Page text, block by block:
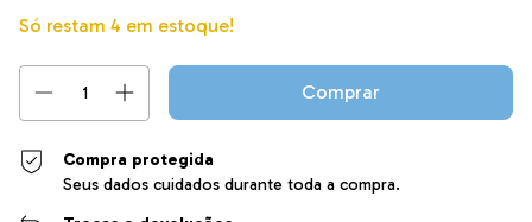
Só restam 4 em estoque!
Compra protegida
Seus dados cuidados durante toda a compra.